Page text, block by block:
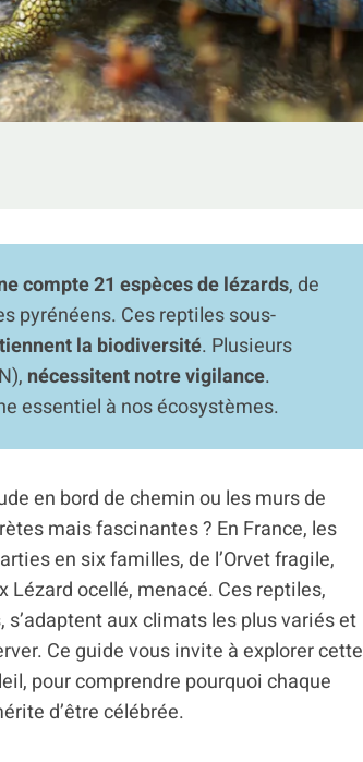
compte 21 espèces de lézards, de
pyrénéens. Ces reptiles sous-
la biodiversité. Plusieurs
nécessitent notre vigilance.
essentiel à nos écosystèmes.
en bord de chemin ou les murs de
mais fascinantes ? En France, les
en six familles, de l’Orvet fragile,
ocellé, menacé. Ces reptiles,
aux climats les plus variés et
Ce guide vous invite à explorer cette
pour comprendre pourquoi chaque
d’être célébrée.